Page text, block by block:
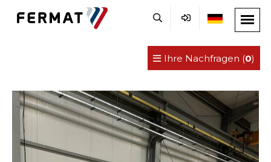
Ihre Nachfragen (0)